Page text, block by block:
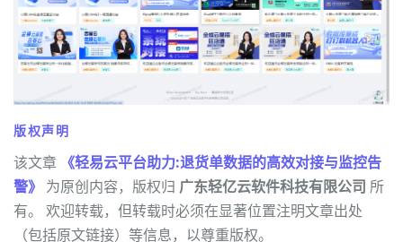
版权声明
该文章 《轻易云平台助力:退货单数据的高效对接与监控告
警》 为原创内容，版权归 广东轻亿云软件科技有限公司 所
有。 欢迎转载，但转载时必须在显著位置注明文章出处
（包括原文链接）等信息，以尊重版权。